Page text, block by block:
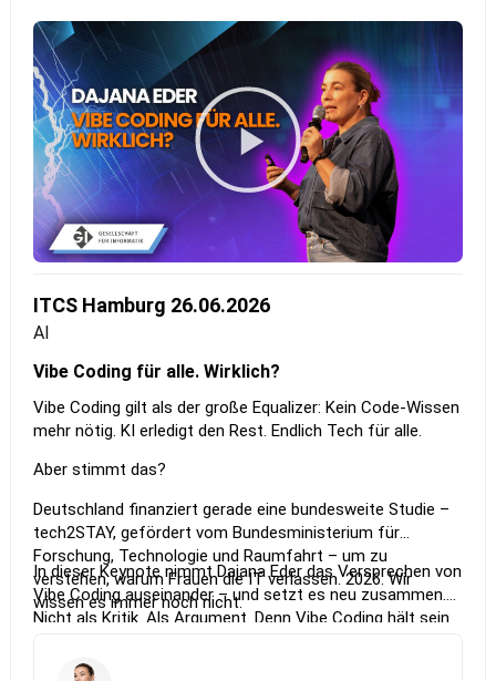
ITCS Hamburg 26.06.2026
AI
Vibe Coding für alle. Wirklich?
Vibe Coding gilt als der große Equalizer: Kein Code-Wissen
mehr nötig. KI erledigt den Rest. Endlich Tech für alle.
Aber stimmt das?
Deutschland finanziert gerade eine bundesweite Studie –
tech2STAY, gefördert vom Bundesministerium für
Forschung, Technologie und Raumfahrt – um zu
verstehen, warum Frauen die IT verlassen. 2026. Wir
wissen es immer noch nicht.
In dieser Keynote nimmt Dajana Eder das Versprechen von
Vibe Coding auseinander – und setzt es neu zusammen.
Nicht als Kritik. Als Argument. Denn Vibe Coding hält sein